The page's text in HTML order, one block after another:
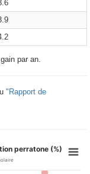
par an.
"Rapport de
perratone (%)